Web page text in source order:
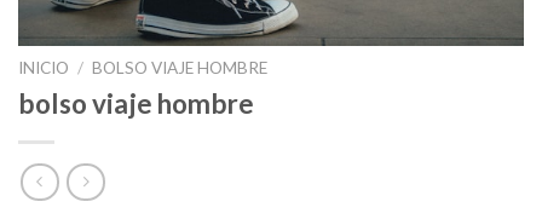
INICIO / BOLSO VIAJE HOMBRE
bolso viaje hombre